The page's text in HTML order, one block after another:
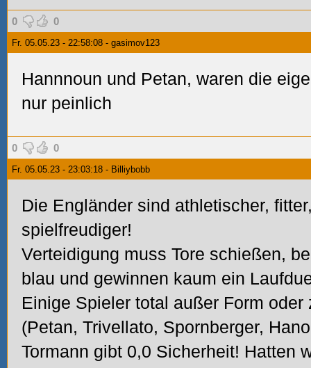
0 0
Fr. 05.05.23 - 22:58:08 - gasimov123
Hannnoun und Petan, waren die
nur peinlich
0 0
Fr. 05.05.23 - 23:03:18 - Billiybobb
Die Engländer sind athletischer,
spielfreudiger!
Verteidigung muss Tore schießen,
blau und gewinnen kaum ein
Einige Spieler total außer Form
(Petan, Trivellato, Spornberger,
Tormann gibt 0,0 Sicherheit! Hatten